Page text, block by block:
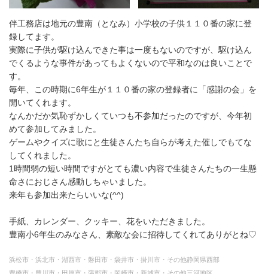
伴工務店は地元の豊南（となみ）小学校の子供１１０番の家に登
録してます。
実際に子供が駆け込んできた事は一度もないのですが、駆け込ん
でくるような事件があってもよくないので平和なのは良いことで
す。
毎年、この時期に6年生が１１０番の家の登録者に「感謝の会」を
開いてくれます。
なんかだか気恥ずかしくていつも不参加だったのですが、今年初
めて参加してみました。
ゲームやクイズに歌にと生徒さんたち自らが考えた催しでもてな
してくれました。
1時間弱の短い時間ですがとても濃い内容で生徒さんたちの一生懸
命さにおじさん感動しちゃいました。
来年も参加出来たらいいな(^^)
手紙、カレンダー、クッキー、花をいただきました。
豊南小6年生のみなさん、素敵な会に招待してくれてありがとね♡
浜松市・浜北市・湖西市・磐田市・袋井市・掛川市・その他静岡県西部